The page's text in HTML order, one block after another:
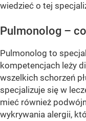
wiedzieć o tej
Pulmonolog –
Pulmonolog to
kompetencjach leży
wszelkich schorzeń
specjalizuje się w
mieć również
wykrywania alergii,